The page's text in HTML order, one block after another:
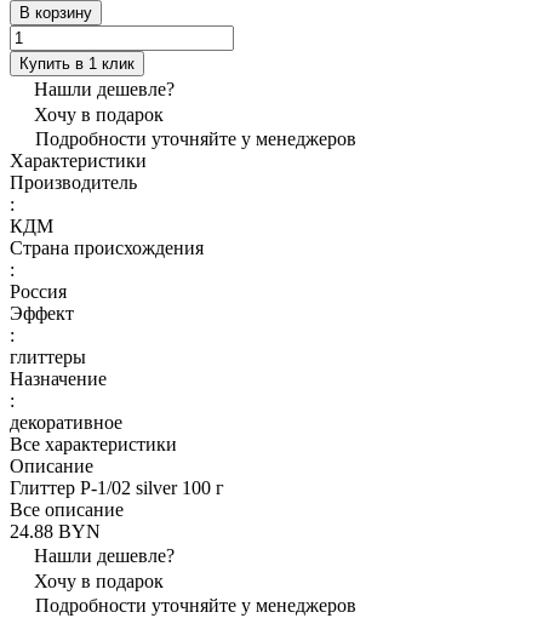
В корзину
Купить в 1 клик
Нашли дешевле?
Хочу в подарок
Подробности уточняйте у менеджеров
Характеристики
Производитель
:
КДМ
Страна происхождения
:
Россия
Эффект
:
глиттеры
Назначение
:
декоративное
Все характеристики
Описание
Глиттер Р-1/02 silver 100 г
Все описание
24.88 BYN
Нашли дешевле?
Хочу в подарок
Подробности уточняйте у менеджеров